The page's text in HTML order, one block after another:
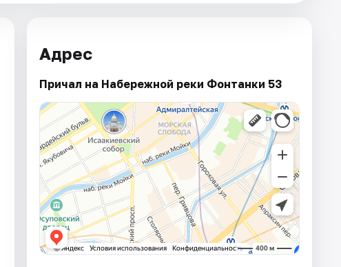
Адрес
Причал на Набережной реки Фонтанки 53